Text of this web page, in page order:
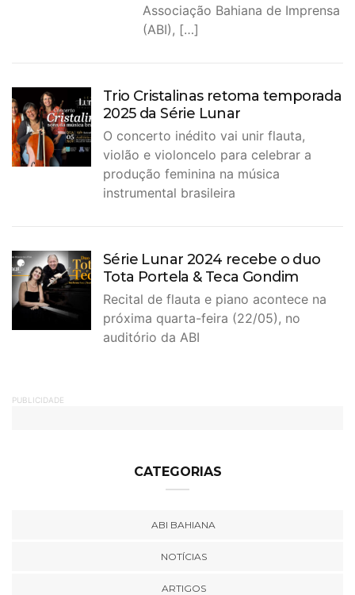
Associação Bahiana de Imprensa
(ABI), […]
Trio Cristalinas retoma temporada
2025 da Série Lunar
O concerto inédito vai unir flauta,
violão e violoncelo para celebrar a
produção feminina na música
instrumental brasileira
Série Lunar 2024 recebe o duo
Tota Portela & Teca Gondim
Recital de flauta e piano acontece na
próxima quarta-feira (22/05), no
auditório da ABI
PUBLICIDADE
CATEGORIAS
ABI BAHIANA
NOTÍCIAS
ARTIGOS